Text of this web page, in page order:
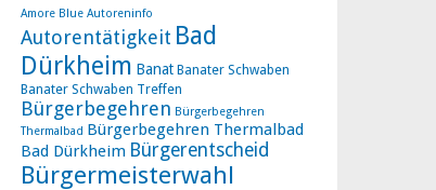
Amore Blue Autoreninfo
Autorentätigkeit Bad
Dürkheim Banat Banater Schwaben
Banater Schwaben Treffen
Bürgerbegehren Bürgerbegehren
Thermalbad Bürgerbegehren Thermalbad
Bad Dürkheim Bürgerentscheid
Bürgermeisterwahl